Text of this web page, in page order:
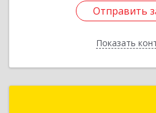
Отправить
Показать
Отправить
Назад